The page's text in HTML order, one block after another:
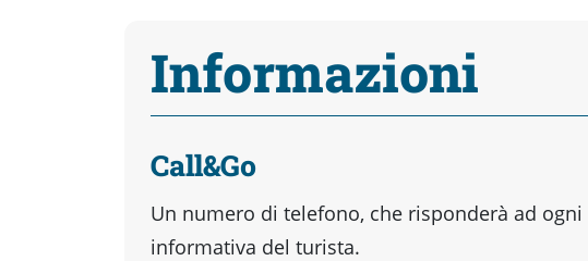
Informazioni
Call&Go
Un numero di telefono, che risponderà ad
informativa del turista.